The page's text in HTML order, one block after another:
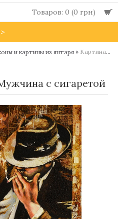
Товаров: 0 (0 грн)
и картины из янтаря » Картина из янтаря Мужчина с сигаретой
с сигаретой